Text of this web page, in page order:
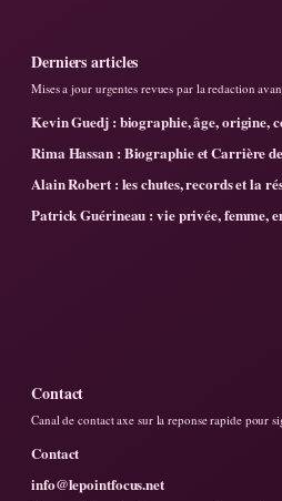
Derniers articles
Mises a jour urgentes revues par la redaction
Kevin Guedj : biographie, âge, origine,
Rima Hassan : Biographie et Carrière
Alain Robert : les chutes, records et la
Patrick Guérineau : vie privée, femme,
Contact
Canal de contact axe sur la reponse rapide pour
Contact
info@lepointfocus.net